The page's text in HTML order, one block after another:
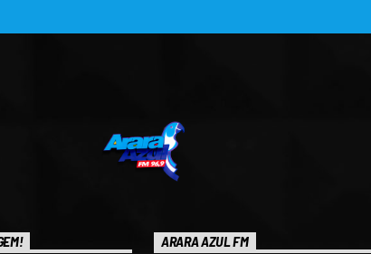
ARARA AZUL FM